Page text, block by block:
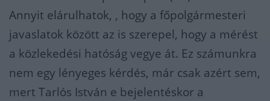
Annyit elárulhatok, , hogy a főpolgármesteri
javaslatok között az is szerepel, hogy a mérést
a közlekedési hatóság vegye át. Ez számunkra
nem egy lényeges kérdés, már csak azért sem,
mert Tarlós István e bejelentéskor a